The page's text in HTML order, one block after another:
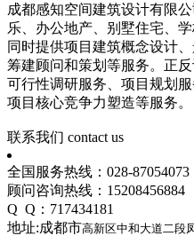
成都感知空间建筑设计有限
乐、办公地产、别墅住宅、
同时提供项目建筑概念设计
筹建顾问和策划等服务。正
可行性调研服务、项目规划
项目核心竞争力塑造等服务。
联系我们 contact us
全国服务热线：028-87054073
顾问咨询热线：15208456884
Q Q：717434181
地址:成都市高新区中和大道二段